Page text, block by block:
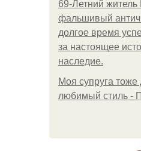
69-Летний житель
фальшивый
долгое время
за настоящее
наследие.
Моя супруга тоже
любимый стиль -